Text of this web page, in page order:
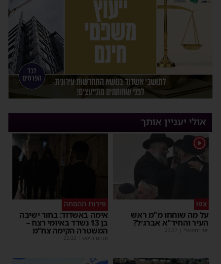
אולי יעניין אותך
1
צפו
על מה שוחחו מ"מ ראש
העיר והחיד"א אברג׳ל?
יוסי יחזקאלי 23:37
פירות ההסתה
אימה באשדוד: בחור ישיבה
בן 13 נשדד באיומי רצח –
המשטרה הקימה צח”מ
מנחם דויטש 22:32